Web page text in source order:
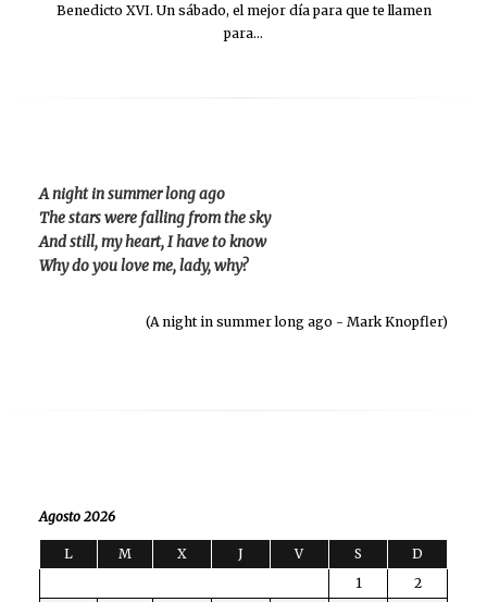
Benedicto XVI. Un sábado, el mejor día para que te llamen
para…
A night in summer long ago
The stars were falling from the sky
And still, my heart, I have to know
Why do you love me, lady, why?
(A night in summer long ago - Mark Knopfler)
Agosto 2026
L M X J V S
D
1
2